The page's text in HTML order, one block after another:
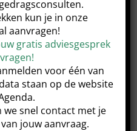
kun je in onze
aanvragen!
gratis adviesgesprek
voor één van
staan op de website
we snel contact met je
jouw aanvraag.